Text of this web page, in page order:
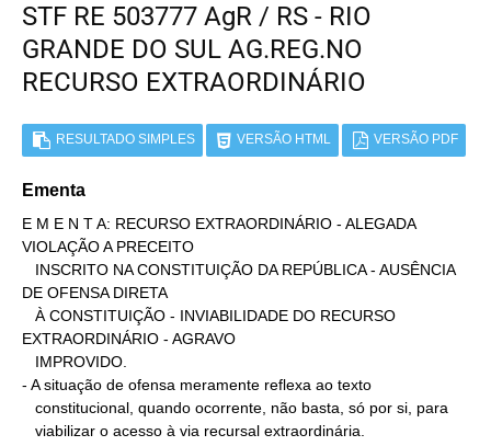
STF RE 503777 AgR / RS - RIO
GRANDE DO SUL AG.REG.NO
RECURSO EXTRAORDINÁRIO
RESULTADO SIMPLES VERSÃO HTML VERSÃO PDF
Ementa
E M E N T A: RECURSO EXTRAORDINÁRIO - ALEGADA
VIOLAÇÃO A PRECEITO
DE OFENSA DIRETA
EXTRAORDINÁRIO - AGRAVO
- A situação de ofensa meramente reflexa ao texto
   viabilizar o acesso à via recursal extraordinária.